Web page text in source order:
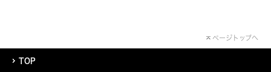
ページトップへ
TOP